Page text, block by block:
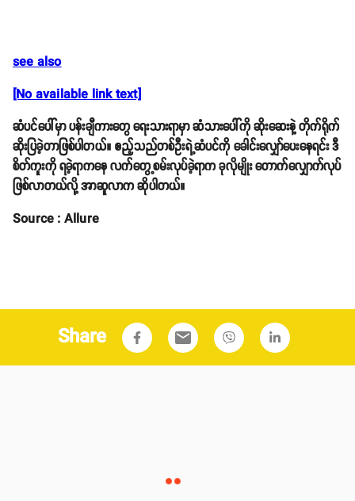
see also
[No available link text]
ဆံပင်ပေါ်မှာ ပန်းချီကားတွေ ရေးသားရာမှာ ဆံသားပေါ်ကို ဆိုးဆေးနဲ့ တိုက်ရိုက်
ဆိုးပြခဲ့တာဖြစ်ပါတယ်။ ဧည့်သည်တစ်ဦးရဲ့ဆံပင်ကို ခေါင်းလျှော်ပေးနေရင်း ဒီ
စိတ်ကူးကို ရခဲ့ရာကနေ လက်တွေ့စမ်းလုပ်ခဲ့ရာက ခုလိုမျိုး တောက်လျှောက်လုပ်
ဖြစ်လာတယ်လို့ အာဆူလာက ဆိုပါတယ်။
Source : Allure
Share email